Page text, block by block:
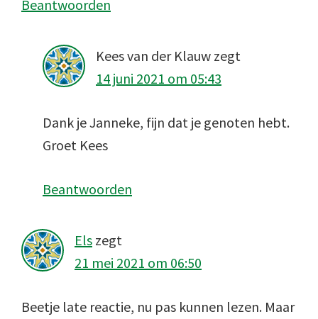
Beantwoorden
Kees van der Klauw zegt
14 juni 2021 om 05:43
Dank je Janneke, fijn dat je genoten hebt.
Groet Kees
Beantwoorden
Els zegt
21 mei 2021 om 06:50
Beetje late reactie, nu pas kunnen lezen. Maar